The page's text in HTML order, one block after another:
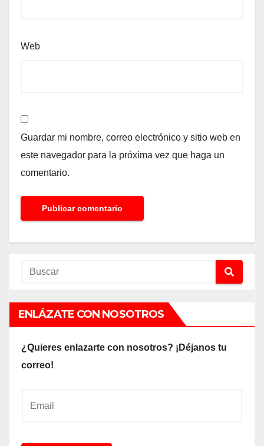
Web
Guardar mi nombre, correo electrónico y sitio web en
este navegador para la próxima vez que haga un
comentario.
ENLÁZATE CON NOSOTROS
¿Quieres enlazarte con nosotros? ¡Déjanos tu
correo!